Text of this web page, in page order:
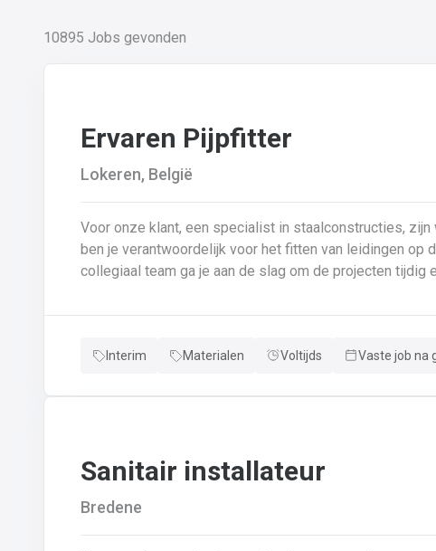
10895 Jobs gevonden
Ervaren Pijpfitter
Lokeren, België
Voor onze klant, een specialist in staalconstructies,
ben je verantwoordelijk voor het fitten van leidingen op
collegiaal team ga je aan de slag om de projecten tijdig en succesvol af
van leidingen in samenwerking met je
en bijhouden van lasdossiers.Interpretatie en uitvoering
Interim Materialen Voltijds Vaste job na
Sanitair installateur
Bredene